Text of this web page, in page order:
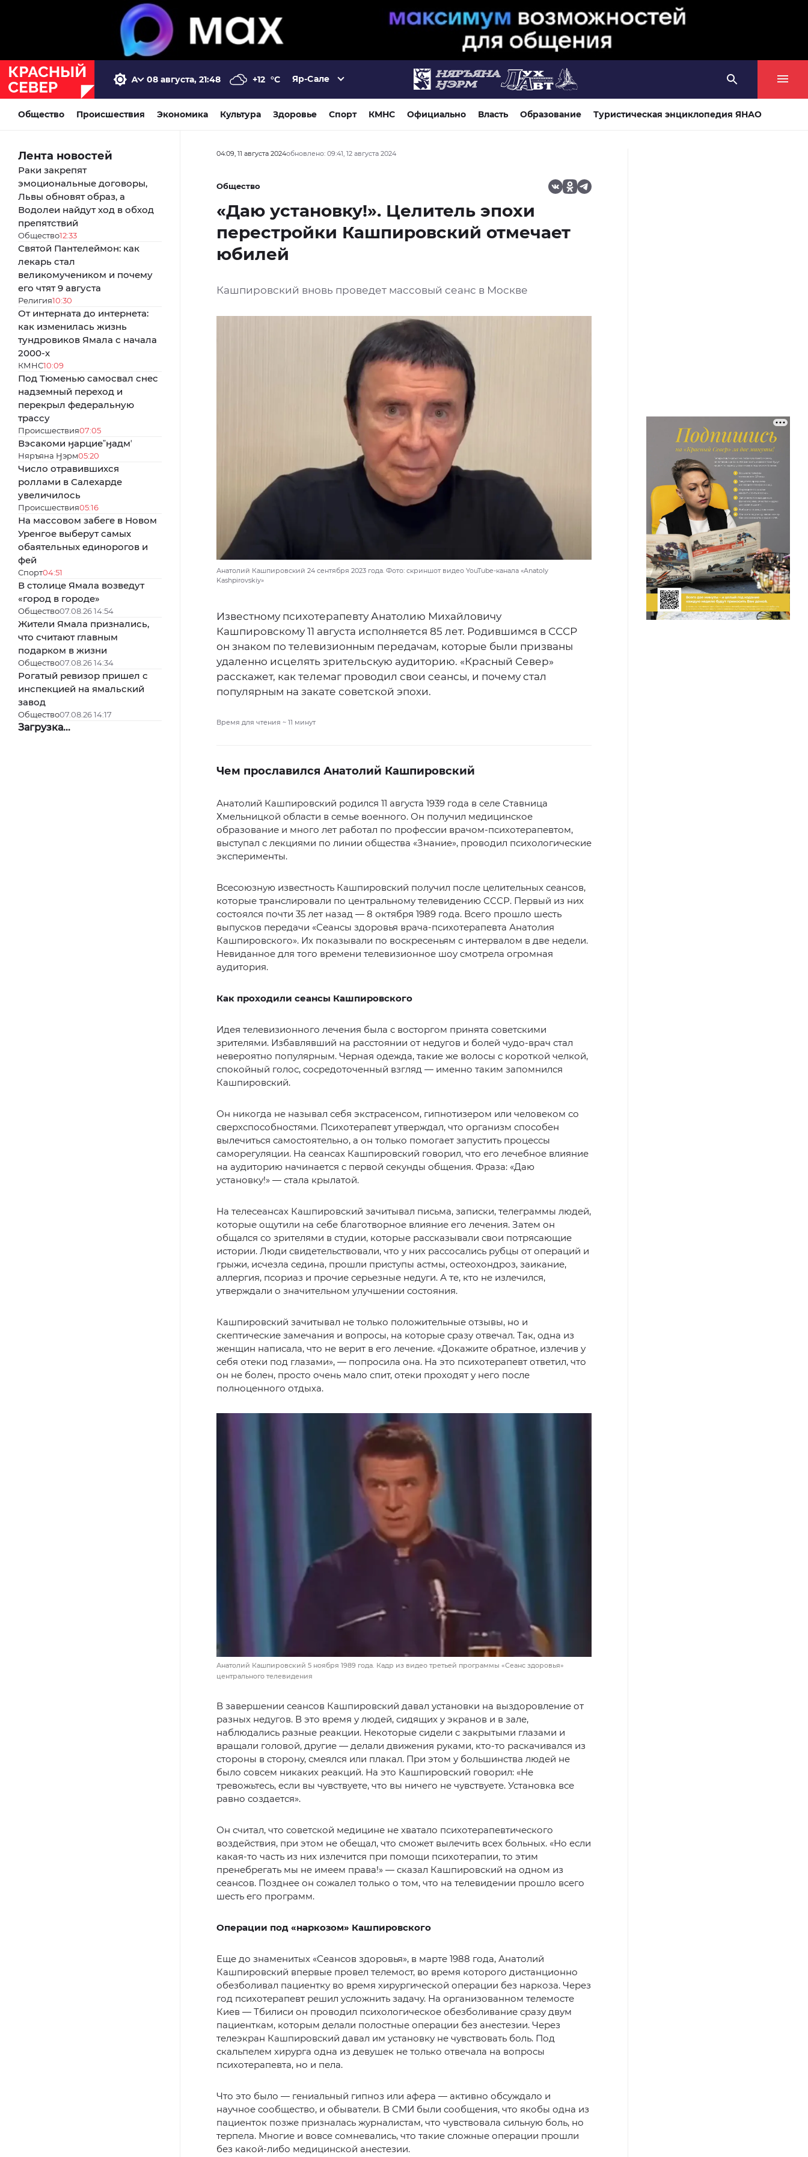
08 августа, 21:48 +12 °C Яр-Сале
Общество Происшествия Экономика Культура Здоровье Спорт КМНС Официально Власть Образование Туристическая энциклопедия ЯНАО
Лента новостей
Раки закрепят
эмоциональные договоры,
Львы обновят образ, а
Водолеи найдут ход в обход
препятствий
Общество12:33
Святой Пантелеймон: как
лекарь стал
великомучеником и почему
его чтят 9 августа
Религия10:30
От интерната до интернета:
как изменилась жизнь
тундровиков Ямала с начала
2000-х
КМНС10:09
Под Тюменью самосвал снес
надземный переход и
перекрыл федеральную
трассу
Происшествия07:05
Вэсакоми ӈарциеˮӈадмʼ
Няръяна Ӈэрм05:20
Число отравившихся
роллами в Салехарде
увеличилось
Происшествия05:16
На массовом забеге в Новом
Уренгое выберут самых
обаятельных единорогов и
фей
Спорт04:51
В столице Ямала возведут
«город в городе»
Общество07.08.26 14:54
Жители Ямала признались,
что считают главным
подарком в жизни
Общество07.08.26 14:34
Рогатый ревизор пришел с
инспекцией на ямальский
завод
Общество07.08.26 14:17
Загрузка...
04:09, 11 августа 2024обновлено: 09:41, 12 августа 2024
Общество
«Даю установку!». Целитель эпохи
перестройки Кашпировский отмечает
юбилей
Кашпировский вновь проведет массовый сеанс в Москве
Анатолий Кашпировский 24 сентября 2023 года. Фото: скриншот видео YouTube-канала «Anatoly
Kashpirovskiy»
Известному психотерапевту Анатолию Михайловичу
Кашпировскому 11 августа исполняется 85 лет. Родившимся в СССР
он знаком по телевизионным передачам, которые были призваны
удаленно исцелять зрительскую аудиторию. «Красный Север»
расскажет, как телемаг проводил свои сеансы, и почему стал
популярным на закате советской эпохи.
Время для чтения ~ 11 минут
Чем прославился Анатолий Кашпировский
Анатолий Кашпировский родился 11 августа 1939 года в селе Ставница
Хмельницкой области в семье военного. Он получил медицинское
образование и много лет работал по профессии врачом-психотерапевтом,
выступал с лекциями по линии общества «Знание», проводил психологические
эксперименты.
Всесоюзную известность Кашпировский получил после целительных сеансов,
которые транслировали по центральному телевидению СССР. Первый из них
состоялся почти 35 лет назад — 8 октября 1989 года. Всего прошло шесть
выпусков передачи «Сеансы здоровья врача-психотерапевта Анатолия
Кашпировского». Их показывали по воскресеньям с интервалом в две недели.
Невиданное для того времени телевизионное шоу смотрела огромная
аудитория.
Как проходили сеансы Кашпировского
Идея телевизионного лечения была с восторгом принята советскими
зрителями. Избавлявший на расстоянии от недугов и болей чудо-врач стал
невероятно популярным. Черная одежда, такие же волосы с короткой челкой,
спокойный голос, сосредоточенный взгляд — именно таким запомнился
Кашпировский.
Он никогда не называл себя экстрасенсом, гипнотизером или человеком со
сверхспособностями. Психотерапевт утверждал, что организм способен
вылечиться самостоятельно, а он только помогает запустить процессы
саморегуляции. На сеансах Кашпировский говорил, что его лечебное влияние
на аудиторию начинается с первой секунды общения. Фраза: «Даю
установку!» — стала крылатой.
На телесеансах Кашпировский зачитывал письма, записки, телеграммы людей,
которые ощутили на себе благотворное влияние его лечения. Затем он
общался со зрителями в студии, которые рассказывали свои потрясающие
истории. Люди свидетельствовали, что у них рассосались рубцы от операций и
грыжи, исчезла седина, прошли приступы астмы, остеохондроз, заикание,
аллергия, псориаз и прочие серьезные недуги. А те, кто не излечился,
утверждали о значительном улучшении состояния.
Кашпировский зачитывал не только положительные отзывы, но и
скептические замечания и вопросы, на которые сразу отвечал. Так, одна из
женщин написала, что не верит в его лечение. «Докажите обратное, излечив у
себя отеки под глазами», — попросила она. На это психотерапевт ответил, что
он не болен, просто очень мало спит, отеки проходят у него после
полноценного отдыха.
Анатолий Кашпировский 5 ноября 1989 года. Кадр из видео третьей программы «Сеанс здоровья»
центрального телевидения
В завершении сеансов Кашпировский давал установки на выздоровление от
разных недугов. В это время у людей, сидящих у экранов и в зале,
наблюдались разные реакции. Некоторые сидели с закрытыми глазами и
вращали головой, другие — делали движения руками, кто-то раскачивался из
стороны в сторону, смеялся или плакал. При этом у большинства людей не
было совсем никаких реакций. На это Кашпировский говорил: «Не
тревожьтесь, если вы чувствуете, что вы ничего не чувствуете. Установка все
равно создается».
Он считал, что советской медицине не хватало психотерапевтического
воздействия, при этом не обещал, что сможет вылечить всех больных. «Но если
какая-то часть из них излечится при помощи психотерапии, то этим
пренебрегать мы не имеем права!» — сказал Кашпировский на одном из
сеансов. Позднее он сожалел только о том, что на телевидении прошло всего
шесть его программ.
Операции под «наркозом» Кашпировского
Еще до знаменитых «Сеансов здоровья», в марте 1988 года, Анатолий
Кашпировский впервые провел телемост, во время которого дистанционно
обезболивал пациентку во время хирургической операции без наркоза. Через
год психотерапевт решил усложнить задачу. На организованном телемосте
Киев — Тбилиси он проводил психологическое обезболивание сразу двум
пациенткам, которым делали полостные операции без анестезии. Через
телеэкран Кашпировский давал им установку не чувствовать боль. Под
скальпелем хирурга одна из девушек не только отвечала на вопросы
психотерапевта, но и пела.
Что это было — гениальный гипноз или афера — активно обсуждало и
научное сообщество, и обыватели. В СМИ были сообщения, что якобы одна из
пациенток позже призналась журналистам, что чувствовала сильную боль, но
терпела. Многие и вовсе сомневались, что такие сложные операции прошли
без какой-либо медицинской анестезии.